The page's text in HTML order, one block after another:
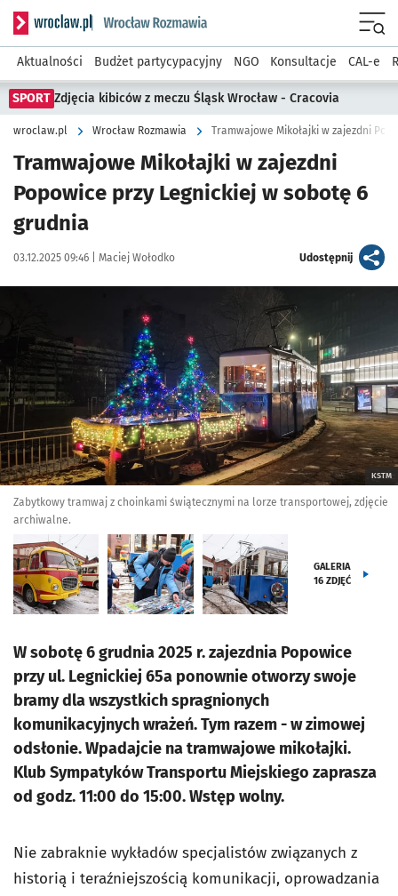
Serwis informacyjny wroclaw.pl podserwis: Rozmawia
Aktualności Budżet partycypacyjny NGO Konsultacje CAL-e
SPORT Zdjęcia kibiców z meczu Śląsk Wrocław - Cracovia
wroclaw.pl Wrocław Rozmawia Tramwajowe Mikołajki w zajezdni
Tramwajowe Mikołajki w zajezdni
Popowice przy Legnickiej w sobotę 6
grudnia
Data publikacji:
03.12.2025 09:46 | Autor:
Maciej Wołodko Udostępnijartykuł
KSTM
Zabytkowy tramwaj z choinkami świątecznymi na lorze transportowej, zdjęcie
archiwalne.
GALERIA
16 ZDJĘĆ
W sobotę 6 grudnia 2025 r. zajezdnia Popowice
przy ul. Legnickiej 65a ponownie otworzy swoje
bramy dla wszystkich spragnionych
komunikacyjnych wrażeń. Tym razem - w zimowej
odsłonie. Wpadajcie na tramwajowe mikołajki.
Klub Sympatyków Transportu Miejskiego zaprasza
od godz. 11:00 do 15:00. Wstęp wolny.
Nie zabraknie wykładów specjalistów związanych z
historią i teraźniejszością komunikacji, oprowadzania